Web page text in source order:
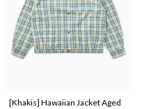
[Khakis] Hawaiian Jacket Aged